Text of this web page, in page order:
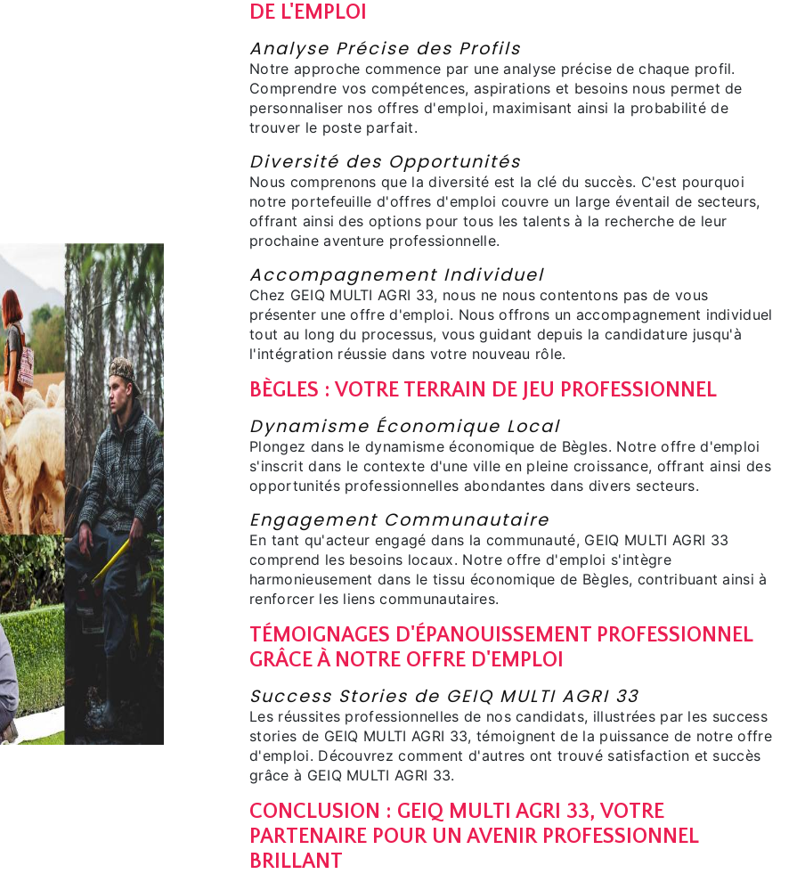
DE L'EMPLOI
Analyse Précise des Profils
Notre approche commence par une analyse précise de chaque profil.
Comprendre vos compétences, aspirations et besoins nous permet de
personnaliser nos offres d'emploi, maximisant ainsi la probabilité de
trouver le poste parfait.
Diversité des Opportunités
Nous comprenons que la diversité est la clé du succès. C'est pourquoi
notre portefeuille d'offres d'emploi couvre un large éventail de secteurs,
offrant ainsi des options pour tous les talents à la recherche de leur
prochaine aventure professionnelle.
Accompagnement Individuel
Chez GEIQ MULTI AGRI 33, nous ne nous contentons pas de vous
présenter une offre d'emploi. Nous offrons un accompagnement individuel
tout au long du processus, vous guidant depuis la candidature jusqu'à
l'intégration réussie dans votre nouveau rôle.
BÈGLES : VOTRE TERRAIN DE JEU PROFESSIONNEL
Dynamisme Économique Local
Plongez dans le dynamisme économique de Bègles. Notre offre d'emploi
s'inscrit dans le contexte d'une ville en pleine croissance, offrant ainsi des
opportunités professionnelles abondantes dans divers secteurs.
Engagement Communautaire
En tant qu'acteur engagé dans la communauté, GEIQ MULTI AGRI 33
comprend les besoins locaux. Notre offre d'emploi s'intègre
harmonieusement dans le tissu économique de Bègles, contribuant ainsi à
renforcer les liens communautaires.
TÉMOIGNAGES D'ÉPANOUISSEMENT PROFESSIONNEL
GRÂCE À NOTRE OFFRE D'EMPLOI
Success Stories de GEIQ MULTI AGRI 33
Les réussites professionnelles de nos candidats, illustrées par les success
stories de GEIQ MULTI AGRI 33, témoignent de la puissance de notre offre
d'emploi. Découvrez comment d'autres ont trouvé satisfaction et succès
grâce à GEIQ MULTI AGRI 33.
CONCLUSION : GEIQ MULTI AGRI 33, VOTRE
PARTENAIRE POUR UN AVENIR PROFESSIONNEL
BRILLANT